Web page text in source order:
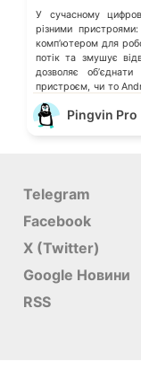
У сучасному
різними
компʼютером для
потік та змушує
дозволяє
пристроєм, чи то
смартфоном (Phone
своєрідний «міст» до
Pingvin Pro
Telegram
Facebook
X (Twitter)
Google Новини
RSS